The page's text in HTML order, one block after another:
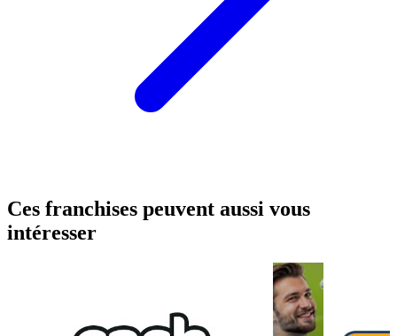
Ces franchises peuvent aussi vous
intéresser